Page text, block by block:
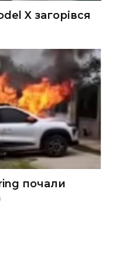
X загорівся
почали